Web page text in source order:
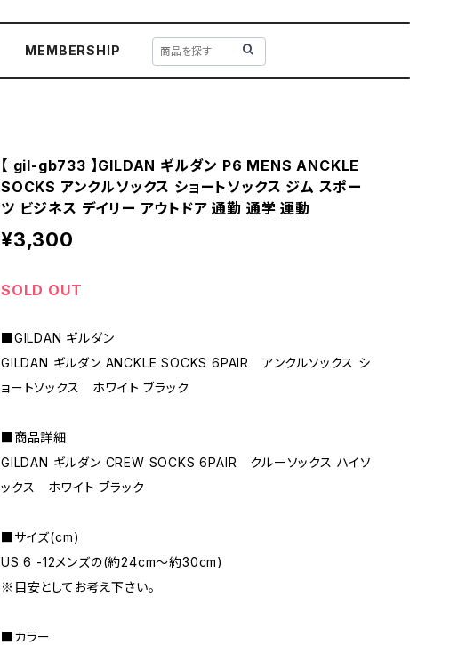
MEMBERSHIP
【 gil-gb733 】GILDAN ギルダン P6 MENS ANCKLE
SOCKS アンクルソックス ショートソックス ジム スポー
ツ ビジネス デイリー アウトドア 通勤 通学 運動
¥3,300
SOLD OUT
■GILDAN ギルダン
GILDAN ギルダン ANCKLE SOCKS 6PAIR アンクルソックス シ
ョートソックス ホワイト ブラック
■商品詳細
GILDAN ギルダン CREW SOCKS 6PAIR クルーソックス ハイソ
ックス ホワイト ブラック
■サイズ(cm)
US 6 -12メンズの(約24cm～約30cm)
※目安としてお考え下さい。
■カラー